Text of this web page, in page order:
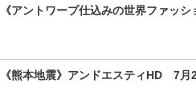
《アントワープ仕込みの世界ファッ
《熊本地震》アンドエスティHD 7月